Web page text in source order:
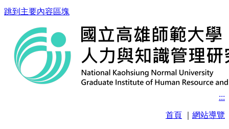
跳到主要內容區塊
:::
首頁 網站導覽